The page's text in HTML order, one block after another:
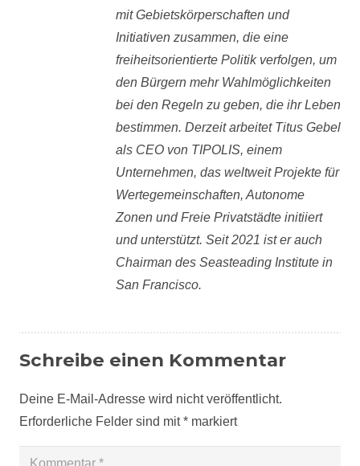
mit Gebietskörperschaften und
Initiativen zusammen, die eine
freiheitsorientierte Politik verfolgen, um
den Bürgern mehr Wahlmöglichkeiten
bei den Regeln zu geben, die ihr Leben
bestimmen. Derzeit arbeitet Titus Gebel
als CEO von TIPOLIS, einem
Unternehmen, das weltweit Projekte für
Wertegemeinschaften, Autonome
Zonen und Freie Privatstädte initiiert
und unterstützt. Seit 2021 ist er auch
Chairman des Seasteading Institute in
San Francisco.
Schreibe einen Kommentar
Deine E-Mail-Adresse wird nicht veröffentlicht.
Erforderliche Felder sind mit* markiert